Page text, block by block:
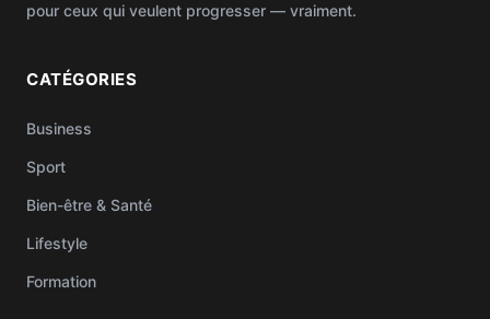
pour ceux qui veulent progresser — vraiment.
CATÉGORIES
Business
Sport
Bien-être & Santé
Lifestyle
Formation